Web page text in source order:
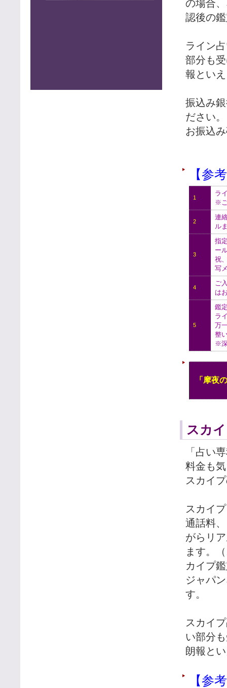
の場合
認後の
ライン
部分も
報とい
振込み
ださい。
お振込
【参
1
ラ
※
2
連
ル
3
指
ー
祝
写
4
ご
は
5
鑑
ラ
万
整
※
「摩夜
スカ
「占い
料金も
スカイ
スカイ
通話料
がらリ
ます。
カイプ
ジャパ
す。
スカイ
い部分
朗報と
【参